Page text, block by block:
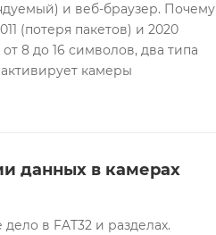
и веб-браузер. Почему
(потеря пакетов) и 2020
8 до 16 символов, два типа
камеры
данных в камерах
в FAT32 и разделах.